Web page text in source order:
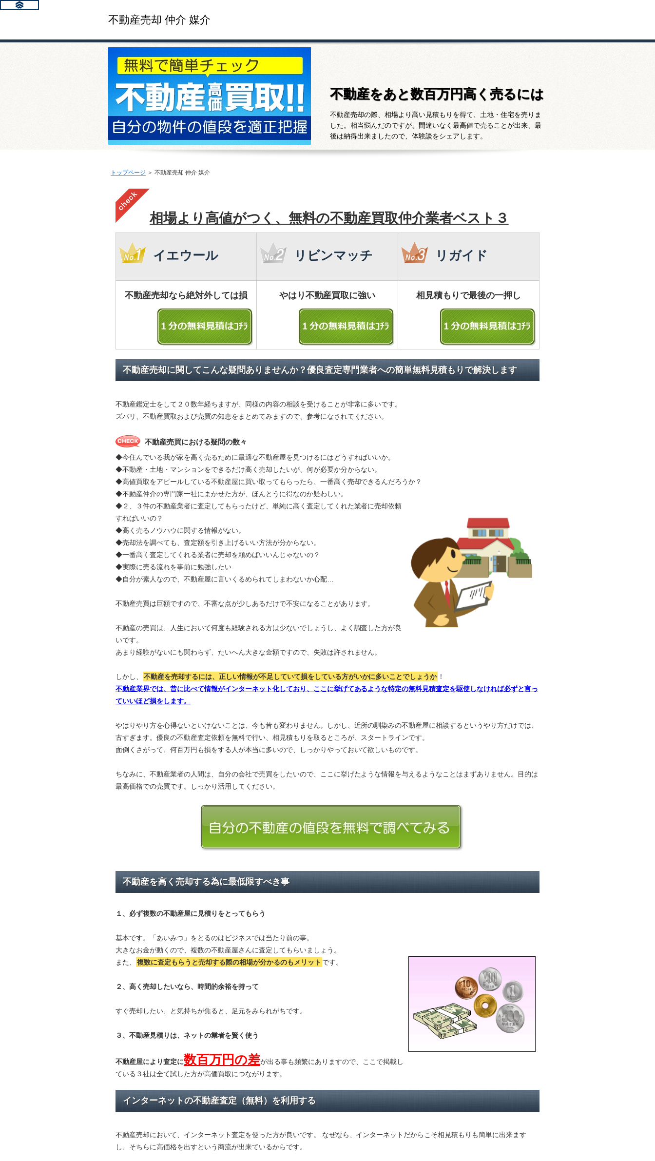
不動産売却 仲介 媒介
不動産をあと数百万円高く売るには
不動産売却の際、相場より高い見積もりを得て、土地・住宅を売りま
した。相当悩んだのですが、間違いなく最高値で売ることが出来、最
後は納得出来ましたので、体験談をシェアします。
トップページ ＞ 不動産売却 仲介 媒介
相場より高値がつく、無料の不動産買取仲介業者ベスト３
イエウール リビンマッチ リガイド
不動産売却なら絶対外しては損 やはり不動産買取に強い 相見積もりで最後の一押し
不動産売却に関してこんな疑問ありませんか？優良査定専門業者への簡単無料見積もりで解決します
不動産鑑定士をして２０数年経ちますが、同様の内容の相談を受けることが非常に多いです。
ズバリ、不動産買取および売買の知恵をまとめてみますので、参考になされてください。
不動産売買における疑問の数々
◆今住んでいる我が家を高く売るために最適な不動産屋を見つけるにはどうすればいいか。
◆不動産・土地・マンションをできるだけ高く売却したいが、何が必要か分からない。
◆高値買取をアピールしている不動産屋に買い取ってもらったら、一番高く売却できるんだろうか？
◆不動産仲介の専門家一社にまかせた方が、ほんとうに得なのか疑わしい。
◆２、３件の不動産業者に査定してもらったけど、単純に高く査定してくれた業者に売却依頼
すればいいの？
◆高く売るノウハウに関する情報がない。
◆売却法を調べても、査定額を引き上げるいい方法が分からない。
◆一番高く査定してくれる業者に売却を頼めばいいんじゃないの？
◆実際に売る流れを事前に勉強したい
◆自分が素人なので、不動産屋に言いくるめられてしまわないか心配…
不動産売買は巨額ですので、不審な点が少しあるだけで不安になることがあります。
不動産の売買は、人生において何度も経験される方は少ないでしょうし、よく調査した方が良
いです。
あまり経験がないにも関わらず、たいへん大きな金額ですので、失敗は許されません。
しかし、 不動産を売却するには、正しい情報が不足していて損をしている方がいかに多いことでしょうか ！
不動産業界では、昔に比べて情報がインターネット化しており、ここに挙げてあるような特定の無料見積査定を駆使しなければ必ずと言っ
ていいほど損をします。
やはりやり方を心得ないといけないことは、今も昔も変わりません。しかし、近所の馴染みの不動産屋に相談するというやり方だけでは、
古すぎます。優良の不動産査定依頼を無料で行い、相見積もりを取るところが、スタートラインです。
面倒くさがって、何百万円も損をする人が本当に多いので、しっかりやっておいて欲しいものです。
ちなみに、不動産業者の人間は、自分の会社で売買をしたいので、ここに挙げたような情報を与えるようなことはまずありません。目的は
最高価格での売買です。しっかり活用してください。
不動産を高く売却する為に最低限すべき事
１、必ず複数の不動産屋に見積り をとってもらう
基本です。「あいみつ」をとるのはビジネスでは当たり前の事。
大きなお金が動くので、複数の不動産屋さんに査定してもらいましょう。
また、
複数に査定もらうと売却する際の相場が分かるのもメリット です。
２、高く売却したいなら、時間的余裕を持って
すぐ売却したい、と気持ちが焦ると、足元をみられがちです。
３、不動産見積りは、ネットの業者を賢く使う
不動産屋により査定に数百万円の差が出る事も頻繁にありますので、ここで掲載し
ている３社は全て試した方が高価買取につながります。
インターネットの不動産査定（無料）を利用する
不動産売却において、インターネット査定を使った方が良いです。 なぜなら、インターネットだからこそ相見積もりも簡単に出来ます
し、そちらに高価格を出すという商流が出来ているからです。